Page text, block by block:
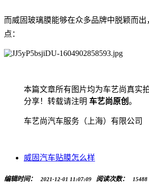
而威固玻璃膜能够在众多品牌中脱颖而
点：
本篇文章所有图片均为车艺尚真实
分享！转载请注明 车艺尚原创 。
车艺尚汽车服务（上海）有限公司
威固汽车贴膜怎么样
编辑时间： 2021-12-01 11:07:09 阅读次数： 15488